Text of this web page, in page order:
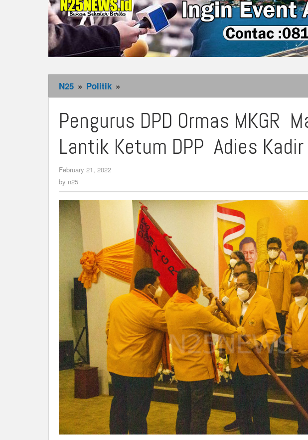
N25 » Politik »
DPD
Ormas
MKGR
Resmi
DPP
Adies
Kadir
Pengurus DPD Ormas MKGR
Lantik Ketum DPP Adies Kadir
February 21, 2022
by n25